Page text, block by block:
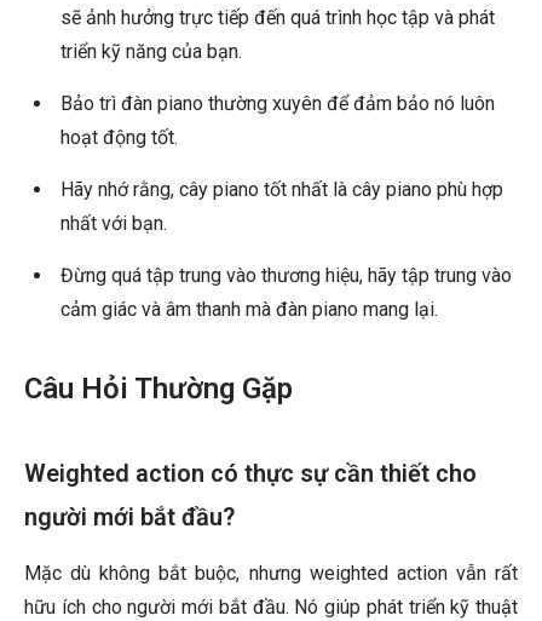
sẽ ảnh hưởng trực tiếp đến quá trình học tập và phát
triển kỹ năng của bạn.
Bảo trì đàn piano thường xuyên để đảm bảo nó luôn
hoạt động tốt.
Hãy nhớ rằng, cây piano tốt nhất là cây piano phù hợp
nhất với bạn.
Đừng quá tập trung vào thương hiệu, hãy tập trung vào
cảm giác và âm thanh mà đàn piano mang lại.
Câu Hỏi Thường Gặp
Weighted action có thực sự cần thiết cho
người mới bắt đầu?
Mặc dù không bắt buộc, nhưng weighted action vẫn rất
hữu ích cho người mới bắt đầu. Nó giúp phát triển kỹ thuật